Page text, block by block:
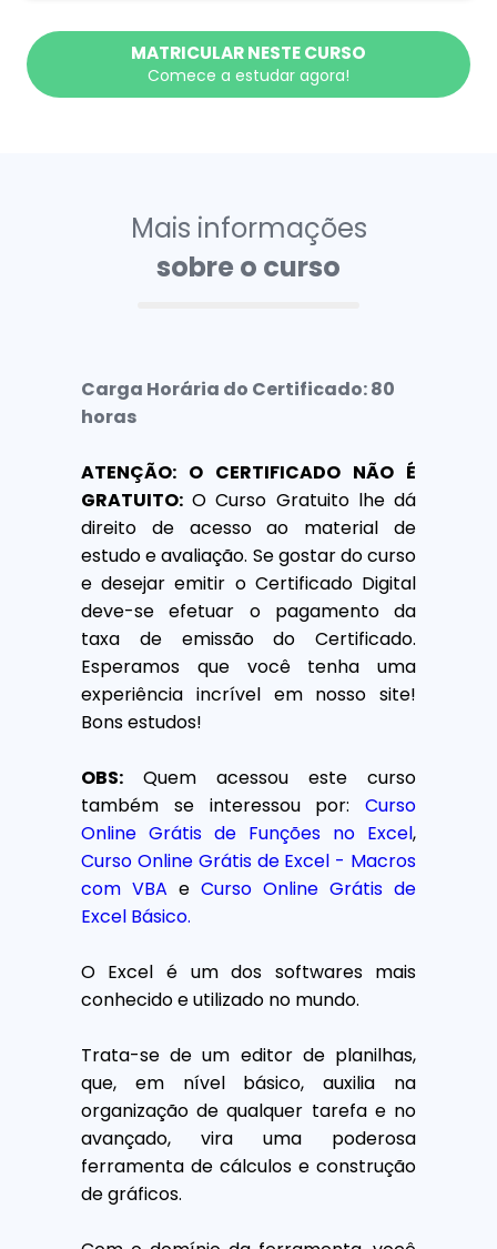
MATRICULAR NESTE CURSO
Comece a estudar agora!
Mais informações
sobre o curso
Carga Horária do Certificado: 80
horas
ATENÇÃO: O CERTIFICADO NÃO É
GRATUITO:O Curso Gratuito lhe dá
direito de acesso ao material de
estudo e avaliação. Se gostar do curso
e desejar emitir o Certificado Digital
deve-se efetuar o pagamento da
taxa de emissão do Certificado.
Esperamos que você tenha uma
experiência incrível em nosso site!
Bons estudos!
OBS:Quem acessou este curso
também se interessou por:Curso
Online Grátis de Funções no Excel,
Curso Online Grátis de Excel - Macros
com VBA eCurso Online Grátis de
Excel Básico.
O Excel é um dos softwares mais
conhecido e utilizado no mundo.
Trata-se de um editor de planilhas,
que, em nível básico, auxilia na
organização de qualquer tarefa e no
avançado, vira uma poderosa
ferramenta de cálculos e construção
de gráficos. ⠀